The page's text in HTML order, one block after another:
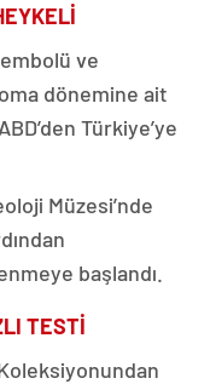
ve
dönemine ait
Türkiye’ye
Müzesi’nde
başlandı.
TESTİ